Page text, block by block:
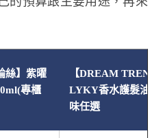
絲】紫曜
專櫃
【DREAM TREND
LYKY香水護髮油
味任選